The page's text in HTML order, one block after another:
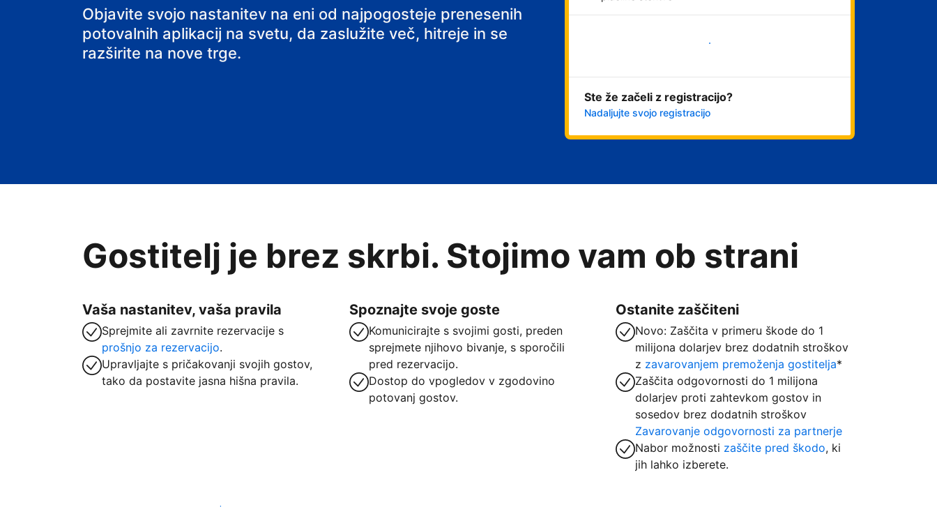
svoj B&B
Objavite svojo nastanitev na eni od najpogosteje prenesenih
potovalnih aplikacij na svetu, da zaslužite več, hitreje in se
razširite na nove trge.
Ste že začeli z registracijo?
Nadaljujte svojo registracijo
Gostitelj je brez skrbi. Stojimo vam ob strani
Vaša nastanitev, vaša pravila
Sprejmite ali zavrnite rezervacije s
prošnjo za rezervacijo.
Upravljajte s pričakovanji svojih gostov,
tako da postavite jasna hišna pravila.
Spoznajte svoje goste
Komunicirajte s svojimi gosti, preden
sprejmete njihovo bivanje, s sporočili
pred rezervacijo.
Dostop do vpogledov v zgodovino
potovanj gostov.
Ostanite zaščiteni
Novo: Zaščita v primeru škode do 1
milijona dolarjev brez dodatnih stroškov
z zavarovanjem premoženja gostitelja*
Zaščita odgovornosti do 1 milijona
dolarjev proti zahtevkom gostov in
sosedov brez dodatnih stroškov
Zavarovanje odgovornosti za partnerje
Nabor možnosti zaščite pred škodo, ki
jih lahko izberete.
Danes ponudite nastanitev prek naše platforme